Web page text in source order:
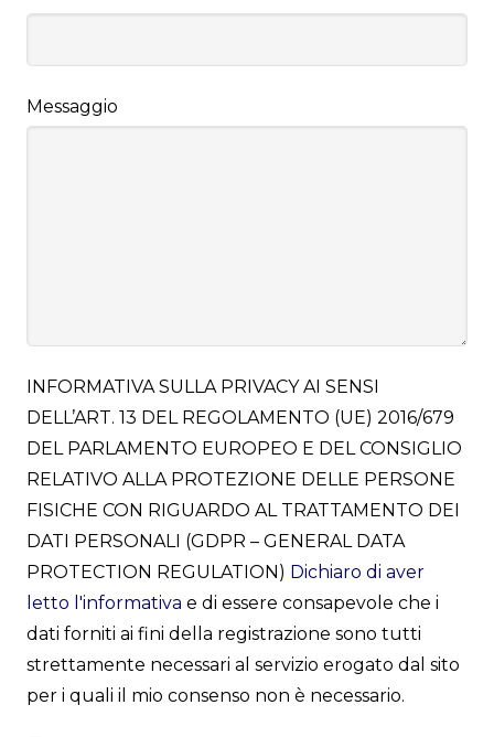
Messaggio
INFORMATIVA SULLA PRIVACY AI SENSI
DELL’ART. 13 DEL REGOLAMENTO (UE) 2016/679
DEL PARLAMENTO EUROPEO E DEL CONSIGLIO
RELATIVO ALLA PROTEZIONE DELLE PERSONE
FISICHE CON RIGUARDO AL TRATTAMENTO DEI
DATI PERSONALI (GDPR – GENERAL DATA
PROTECTION REGULATION) Dichiaro di aver
letto l'informativa e di essere consapevole che i
dati forniti ai fini della registrazione sono tutti
strettamente necessari al servizio erogato dal sito
per i quali il mio consenso non è necessario.